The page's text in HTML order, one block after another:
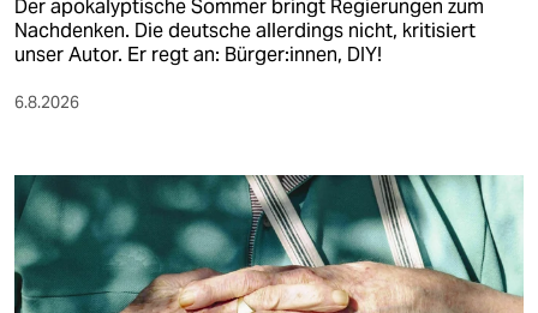
Der apokalyptische Sommer bringt Regierungen zum
Nachdenken. Die deutsche allerdings nicht, kritisiert
unser Autor. Er regt an: Bürger:innen, DIY!
6.8.2026